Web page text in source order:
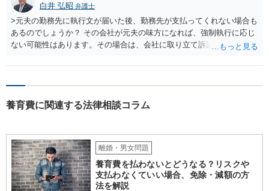
白井 弘昭 弁護士
>元夫の勤務先に執行文が届いた後、勤務先が支払ってくれない場合も
あるのでしょうか？ その会社が元夫の味方になれば、強制執行に応じ
ない可能性はあります。その場合は、会社に取り立て訴訟を行うこと
押さえ、元夫名義の車の差し押さえ競売などを検討します。 ＞何もで
す。 ＞他の弁護士さんに再度依頼できるのでしょうか？ できます。た
養育費に関連する法律相談コラム
離婚・男女問題
養育費を払わないとどうなる？リスクや
支払わなくていい場合、免除・減額の方
法を解説